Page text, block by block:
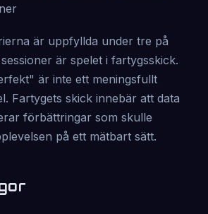
är uppfyllda under tre på
är spelet i fartygsskick.
är inte ett meningsfullt
Fartygets skick innebär att data
förbättringar som skulle
på ett mätbart sätt.